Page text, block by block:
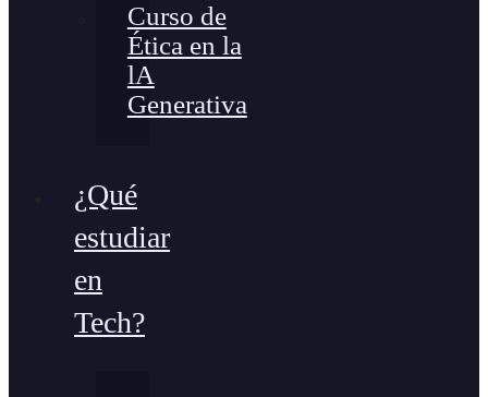
Curso de
Ética en la
lA
Generativa
¿Qué
estudiar
en
Tech?